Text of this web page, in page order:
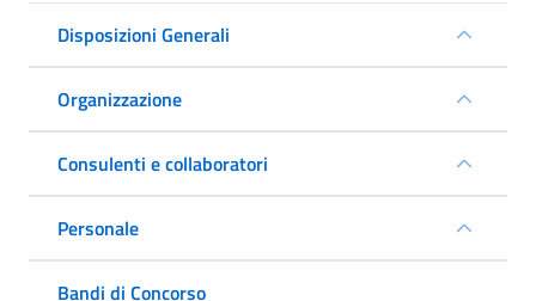
Disposizioni Generali
Organizzazione
Consulenti e collaboratori
Personale
Bandi di Concorso